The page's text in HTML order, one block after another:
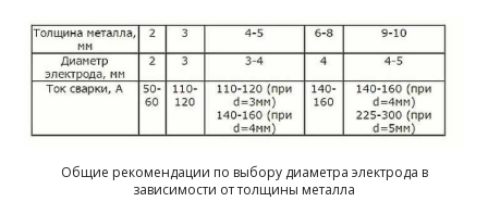
Общие рекомендации по выбору диаметра электрода в
зависимости от толщины металла